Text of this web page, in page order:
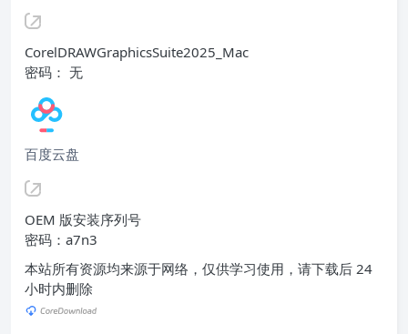
CorelDRAWGraphicsSuite2025_Mac
密码： 无
百度云盘
OEM 版安装序列号
密码：a7n3
本站所有资源均来源于网络，仅供学习使用，请下载后 24
小时内删除